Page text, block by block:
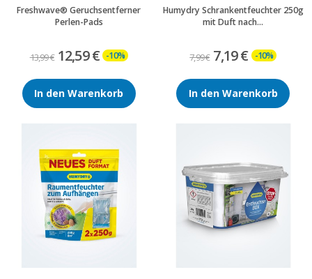
Freshwave® Geruchsentferner
Perlen-Pads
13,99 € 12,59 € -10%
In den Warenkorb
Humydry Schrankentfeuchter 250g
mit Duft nach...
7,99 € 7,19 € -10%
In den Warenkorb